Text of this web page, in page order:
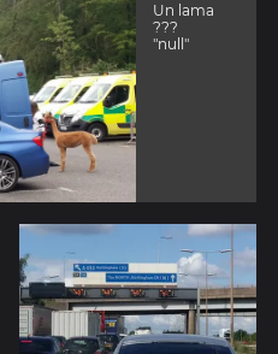
Un lama
???
"null"